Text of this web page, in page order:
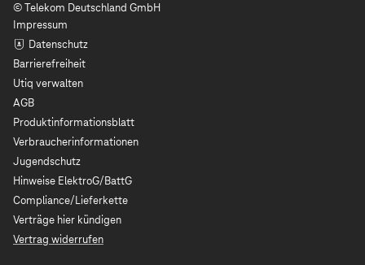
© Telekom Deutschland GmbH
Impressum
Datenschutz
Barrierefreiheit
Utiq verwalten
AGB
Produktinformationsblatt
Verbraucherinformationen
Jugendschutz
Hinweise ElektroG/BattG
Compliance/Lieferkette
Verträge hier kündigen
Vertrag widerrufen